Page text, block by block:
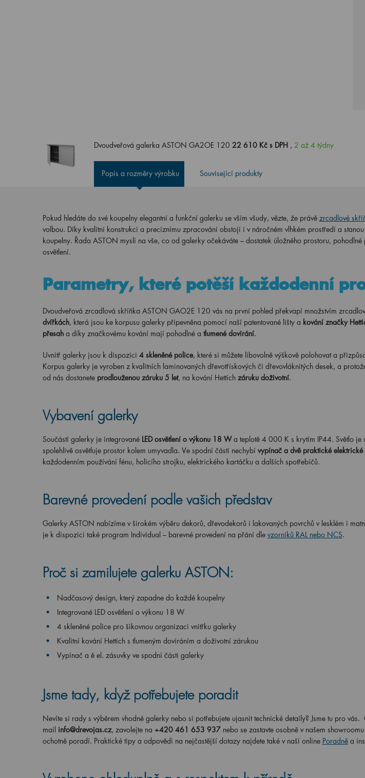
Dvoudveřová galerka ASTON GA2OE 12022 610 Kč s DPH , 2 až 4 týdny
Popis a rozměry výrobku Související produkty
Pokud hledáte do své koupelny elegantní a funkční galerku se vším všudy, vězte, že právě zrcadlové
volbou. Díky kvalitní konstrukci a preciznímu zpracování obstojí i v náročném vlhkém prostředí a
koupelny. Řada ASTON myslí na vše, co od galerky očekáváte – dostatek úložného prostoru,
osvětlení.
Parametry, které potěší každodenní
Dvoudveřová zrcadlová skříňka ASTON GAO2E 120 vás na první pohled překvapí množstvím
dvířkách, která jsou ke korpusu galerky připevněna pomocí naší patentované lišty a kování značky
přesah a díky značkovému kování mají pohodlné a tlumené dovírání.
Uvnitř galerky jsou k dispozici 4skleněné police, které si můžete libovolně výškově polohovat a
Korpus galerky je vyroben z kvalitních laminovaných dřevotřískových či dřevovláknitých desek, a
od nás dostanete prodlouženou záruku 5 let, na kování Hettich záruku doživotní.
Vybavení galerky
Součástí galerky je integrované LED osvětlení o výkonu 18 Wa teplotě 4 000 K s krytím IP44. Světlo je
spolehlivě osvětluje prostor kolem umyvadla. Ve spodní části nechybí vypínač a dvě praktické
každodenním používání fénu, holicího strojku, elektrického kartáčku a dalších spotřebičů.
Barevné provedení podle vašich představ
Galerky ASTON nabízíme v širokém výběru dekorů, dřevodekorů i lakovaných povrchů v lesklém i
je k dispozici také program Individual – barevné provedení na přání dle vzorníků RAL nebo NCS.
Proč si zamilujete galerku ASTON:
Nadčasový design, který zapadne do každé koupelny
Integrované LED osvětlení o výkonu 18 W
4 skleněné police pro šikovnou organizaci vnitřku galerky
Kvalitní kování Hettich s tlumeným dovíráním a doživotní zárukou
Vypínač a ě el. zásuvky ve spodní části galerky
Jsme tady, když potřebujete poradit
Nevíte si rady s výběrem vhodné galerky nebo si potřebujete ujasnit technické detaily? Jsme tu pro vás.
mail info@drevojas.cz, zavolejte na +420 461 653 937 nebo se zastavte osobně v našem
ochotně poradí. Praktické tipy a odpovědi na nejčastější dotazy najdete také v naší online Poradně a